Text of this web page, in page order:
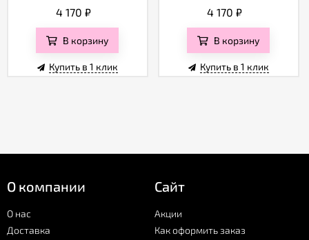
4 170 ₽
В корзину
Купить в 1 клик
4 170 ₽
В корзину
Купить в 1 клик
О компании
О нас
Доставка
Сайт
Акции
Как оформить заказ